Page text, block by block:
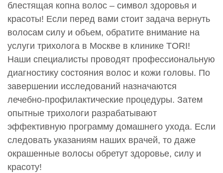
блестящая копна волос – символ здоровья и
красоты! Если перед вами стоит задача вернуть
волосам силу и объем, обратите внимание на
услуги трихолога в Москве в клинике TORI!
Наши специалисты проводят профессиональную
диагностику состояния волос и кожи головы. По
завершении исследований назначаются
лечебно-профилактические процедуры. Затем
опытные трихологи разрабатывают
эффективную программу домашнего ухода. Если
следовать указаниям наших врачей, то даже
окрашенные волосы обретут здоровье, силу и
красоту!